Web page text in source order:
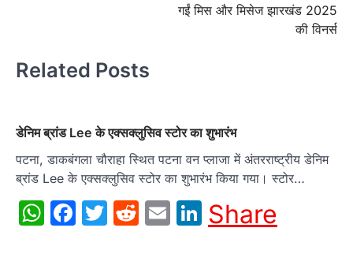
गईं मिस और मिसेज झारखंड 2025
की विनर्स
Related Posts
डेनिम ब्रांड Lee के एक्सक्लुसिव स्टोर का शुभारंभ
पटना, डाकबंगला चौराहा स्थित पटना वन प्लाजा में अंतरराष्ट्रीय डेनिम
ब्रांड Lee के एक्सक्लुसिव स्टोर का शुभारंभ किया गया। स्टोर…
WhatsApp
Facebook
Twitter
Reddit
EmailLinkedIn
Share